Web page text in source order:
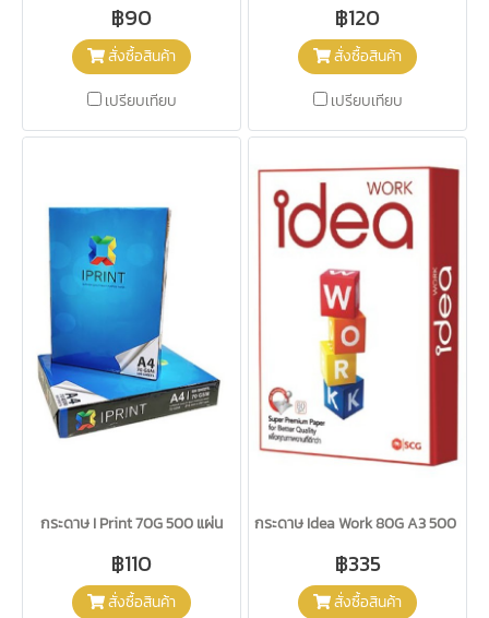
฿90
สั่งซื้อสินค้า
เปรียบเทียบ
฿120
สั่งซื้อสินค้า
เปรียบเทียบ
กระดาษ I Print 70G 500 แผ่น
฿110
สั่งซื้อสินค้า
กระดาษ Idea Work 80G A3 500 แผ่น
฿335
สั่งซื้อสินค้า